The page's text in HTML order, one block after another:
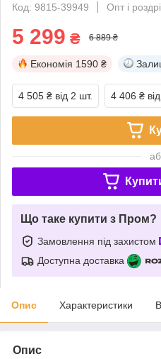
Код: 9815-39949
Опт і
5 299 ₴ 6 889 ₴
Економія 1590 ₴
4 505 ₴ від 2 шт. 4 406 ₴
Що таке купити з Пром?
Замовлення під захистом
Доступна доставка
Опис Характеристики
Опис